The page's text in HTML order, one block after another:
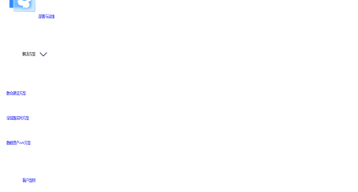
部署与运维
解决方案
数仓建设方案
全链路实时方案
数据资产API方案
客户案例